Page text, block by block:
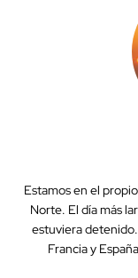
Estamos en el
Norte. El día más
estuviera
Francia y